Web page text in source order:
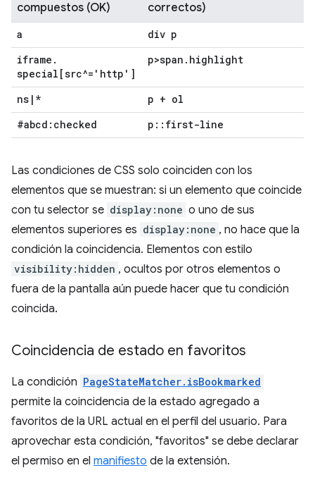
compuestos (OK)
correctos)
a
div p
iframe .
special[src^='http']
p>span . highlight
ns | *
p + ol
#abcd:checked
p :: first-line
Las condiciones de CSS solo coinciden con los
elementos que se muestran: si un elemento que coincide
con tu selector se display:none o uno de sus
elementos superiores es display:none , no hace que la
condición la coincidencia. Elementos con estilo
visibility:hidden , ocultos por otros elementos o
fuera de la pantalla aún puede hacer que tu condición
coincida.
Coincidencia de estado en favoritos
La condición PageStateMatcher.isBookmarked
permite la coincidencia de la estado agregado a
favoritos de la URL actual en el perfil del usuario. Para
aprovechar esta condición, "favoritos" se debe declarar
el permiso en el manifiesto de la extensión.